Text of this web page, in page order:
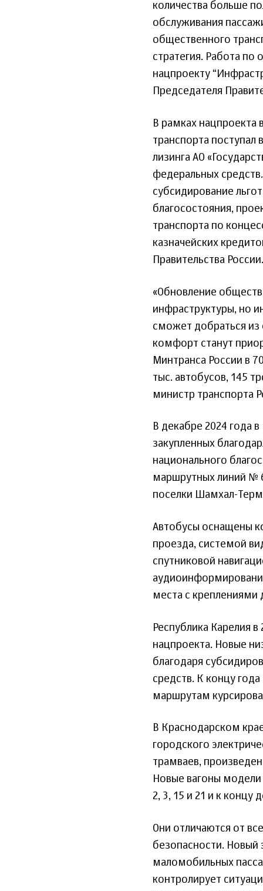
количества больше
обслуживания
общественного
стратегия. Работа
нацпроекту
Председателя
В рамках нацпроекта
транспорта поступал
лизинга АО
федеральных
субсидирование
благосостояния,
транспорта по
казначейских
Правительства России.
«Обновление
инфраструктуры, но
сможет добраться из
комфорт станут
Минтранса России в
тыс. автобусов, 145
министр транспорта
В декабре 2024 года
закупленных
национального
маршрутных линий №
поселки Шамхал-
Автобусы оснащены
проезда, системой
спутниковой
места с креплениями
Республика Карелия
нацпроекта. Новые
благодаря
средств. К концу
маршрутам
В Краснодарском
городского
трамваев,
Новые вагоны модели
2, 3, 15 и 21 и к концу
Они отличаются от
безопасности. Новый
маломобильных
контролирует